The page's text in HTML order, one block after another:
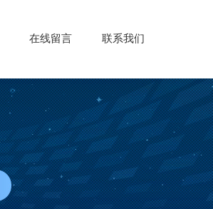
在线留言 联系我们